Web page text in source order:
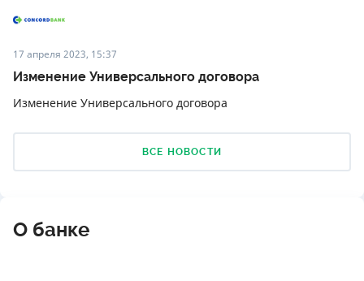
17 апреля 2023, 15:37
Изменение Универсального договора
Изменение Универсального договора
ВСЕ НОВОСТИ
О банке